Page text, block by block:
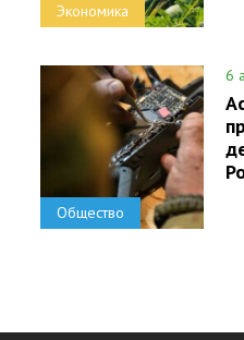
Экономика
Общество
6